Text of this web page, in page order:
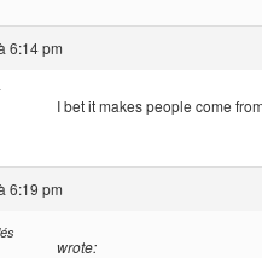
6:14 pm
I bet it makes people come
6:19 pm
wrote: